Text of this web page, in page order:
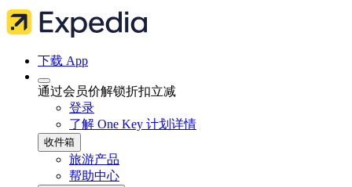
下载 App
通过会员价解锁折扣立减
登录
了解 One Key 计划详情
收件箱
旅游产品
帮助中心